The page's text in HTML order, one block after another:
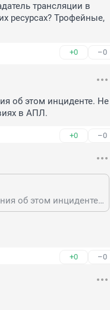
трансляции в
ресурсах? Трофейные,
+0 –0
об этом инциденте. Не
в АПЛ.
+0 –0
В тексте дана ссылка на газету, откуда он почерпнул сведения об этом инциденте. Не обязательно смотреть все матчи, чтобы знать о происшествиях в АПЛ.
+0 –0